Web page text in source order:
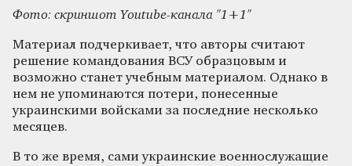
Фото: скриншот Youtube-канала "1+1"
Материал подчеркивает, что авторы считают
решение командования ВСУ образцовым и
возможно станет учебным материалом. Однако в
нем не упоминаются потери, понесенные
украинскими войсками за последние несколько
месяцев.
В то же время, сами украинские военнослужащие